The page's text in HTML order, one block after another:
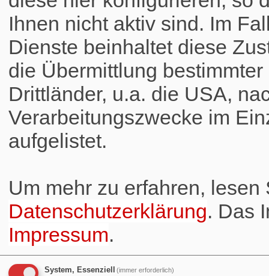
Ihnen nicht aktiv sind. Im
Dienste beinhaltet diese
die Übermittlung
Drittländer, u.a. die USA,
Verarbeitungszwecke im
aufgelistet.
Um mehr zu erfahren, lesen
Datenschutzerklärung. Das
Impressum.
System, Essenziell (immer erforderlich)